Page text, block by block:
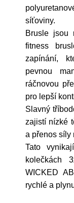
síťoviny.
Brusle jsou
fitness
zapínání,
pevnou
ráčnovou
pro lepší
Slavný
zajistí nízké
a přenos síly
Tato
kolečkách
WICKED
rychlé a